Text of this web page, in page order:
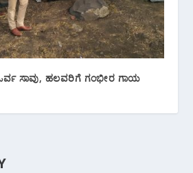
ಸಾವು, ಹಲವರಿಗೆ ಗಂಭೀರ ಗಾಯ